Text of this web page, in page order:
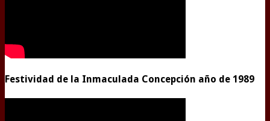
Festividad de la Inmaculada Concepción año de 1989